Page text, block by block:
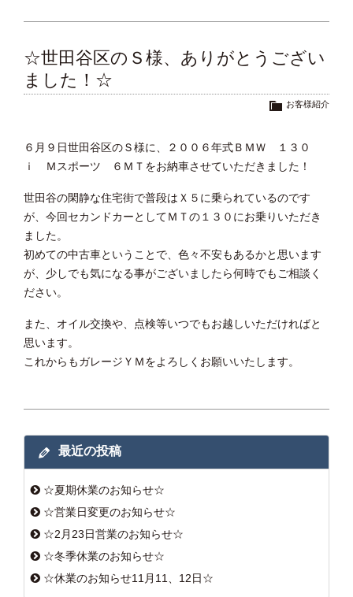
☆世田谷区のＳ様、ありがとうござい
ました！☆
お客様紹介
６月９日世田谷区のＳ様に、２００６年式ＢＭＷ １３０
ｉ Ｍスポーツ ６ＭＴをお納車させていただきました！
世田谷の閑静な住宅街で普段はＸ５に乗られているのです
が、今回セカンドカーとしてＭＴの１３０にお乗りいただき
ました。
初めての中古車ということで、色々不安もあるかと思います
が、少しでも気になる事がございましたら何時でもご相談く
ださい。
また、オイル交換や、点検等いつでもお越しいただければと
思います。
これからもガレージＹＭをよろしくお願いいたします。
最近の投稿
☆夏期休業のお知らせ☆
☆営業日変更のお知らせ☆
☆2月23日営業のお知らせ☆
☆冬季休業のお知らせ☆
☆休業のお知らせ11月11、12日☆